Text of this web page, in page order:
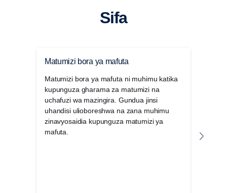
Sifa
Matumizi bora ya mafuta
Matumizi bora ya mafuta ni muhimu katika
kupunguza gharama za matumizi na
uchafuzi wa mazingira. Gundua jinsi
uhandisi ulioboreshwa na zana muhimu
zinavyosaidia kupunguza matumizi ya
mafuta.